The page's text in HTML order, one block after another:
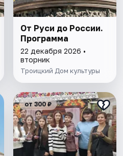
От Руси до России.
Программа
22 декабря 2026 •
вторник
Троицкий Дом культуры
от 300 ₽